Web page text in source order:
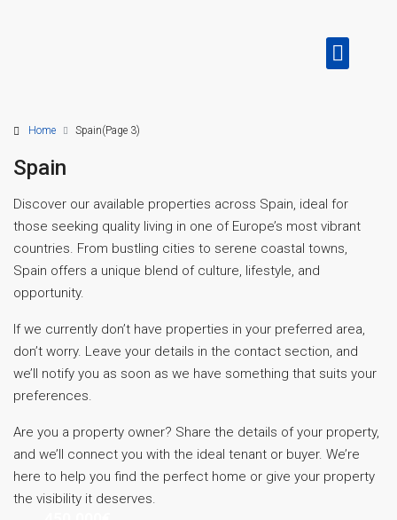
Home Spain(Page 3)
Spain
Discover our available properties across Spain, ideal for
those seeking quality living in one of Europe’s most vibrant
countries. From bustling cities to serene coastal towns,
Spain offers a unique blend of culture, lifestyle, and
opportunity.
If we currently don’t have properties in your preferred area,
don’t worry. Leave your details in the contact section, and
we’ll notify you as soon as we have something that suits your
preferences.
Are you a property owner? Share the details of your property,
and we’ll connect you with the ideal tenant or buyer. We’re
here to help you find the perfect home or give your property
the visibility it deserves.